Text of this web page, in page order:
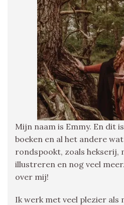
Mijn naam is Emmy. En dit
boeken en al het andere
rondspookt, zoals hekserij,
illustreren en nog veel
over mij!
Ik werk met veel plezier als